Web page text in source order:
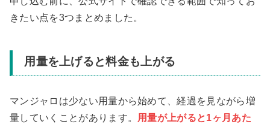
きたい点を3つまとめました。
用量を上げると料金も上がる
マンジャロは少ない用量から始めて、経過を見ながら増
量していくことがあります。
用量が上がると1ヶ月あた